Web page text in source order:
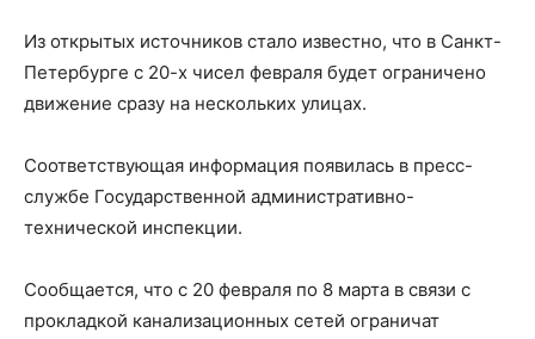
Из открытых источников стало известно, что в Санкт-
Петербурге с 20-х чисел февраля будет ограничено
движение сразу на нескольких улицах.
Соответствующая информация появилась в пресс-
службе Государственной административно-
технической инспекции.
Сообщается, что с 20 февраля по 8 марта в связи с
прокладкой канализационных сетей ограничат